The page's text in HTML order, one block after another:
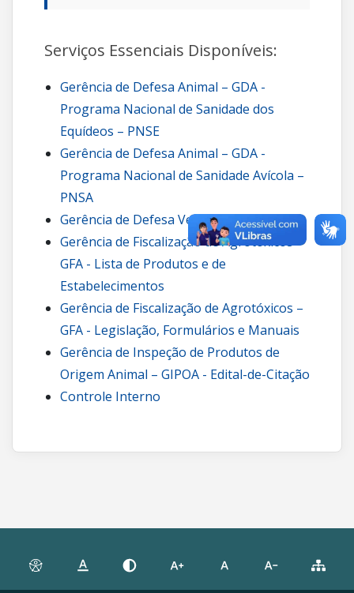
Serviços Essenciais Disponíveis:
Gerência de Defesa Animal – GDA -
Programa Nacional de Sanidade dos
Equídeos – PNSE
Gerência de Defesa Animal – GDA -
Programa Nacional de Sanidade Avícola –
PNSA
Gerência de Defesa Vegetal – GDV
Gerência de Fiscalização de Agrotóxicos –
GFA - Lista de Produtos e de
Estabelecimentos
Gerência de Fiscalização de Agrotóxicos –
GFA - Legislação, Formulários e Manuais
Gerência de Inspeção de Produtos de
Origem Animal – GIPOA - Edital-de-Citação
Controle Interno